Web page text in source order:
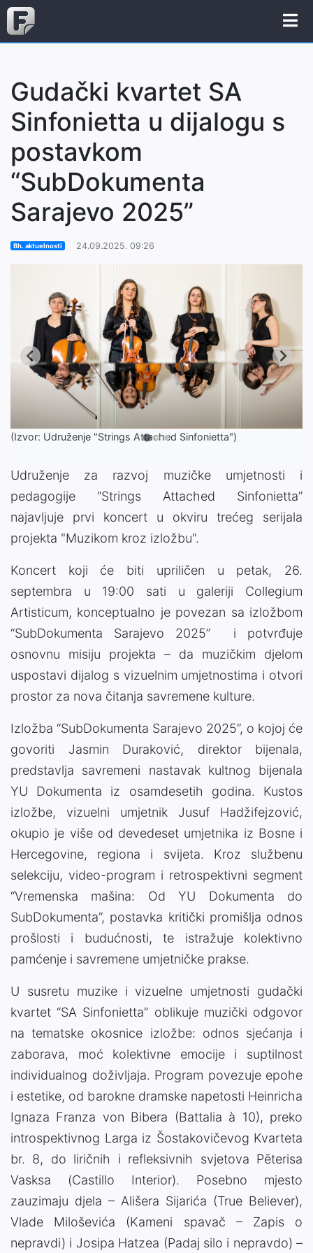
Gudački kvartet SA
Sinfonietta u dijalogu s
postavkom
“SubDokumenta
Sarajevo 2025”
Bh. aktuelnosti 24.09.2025. 09:26
(Izvor: Udruženje "Strings Attached Sinfonietta")
Udruženje za razvoj muzičke umjetnosti i
pedagogije “Strings Attached Sinfonietta”
najavljuje prvi koncert u okviru trećeg serijala
projekta "Muzikom kroz izložbu".
Koncert koji će biti upriličen u petak, 26.
septembra u 19:00 sati u galeriji Collegium
Artisticum, konceptualno je povezan sa izložbom
“SubDokumenta Sarajevo 2025” i potvrđuje
osnovnu misiju projekta – da muzičkim djelom
uspostavi dijalog s vizuelnim umjetnostima i otvori
prostor za nova čitanja savremene kulture.
Izložba “SubDokumenta Sarajevo 2025”, o kojoj će
govoriti Jasmin Duraković, direktor bijenala,
predstavlja savremeni nastavak kultnog bijenala
YU Dokumenta iz osamdesetih godina. Kustos
izložbe, vizuelni umjetnik Jusuf Hadžifejzović,
okupio je više od devedeset umjetnika iz Bosne i
Hercegovine, regiona i svijeta. Kroz službenu
selekciju, video-program i retrospektivni segment
“Vremenska mašina: Od YU Dokumenta do
SubDokumenta”, postavka kritički promišlja odnos
prošlosti i budućnosti, te istražuje kolektivno
pamćenje i savremene umjetničke prakse.
U susretu muzike i vizuelne umjetnosti gudački
kvartet “SA Sinfonietta” oblikuje muzički odgovor
na tematske okosnice izložbe: odnos sjećanja i
zaborava, moć kolektivne emocije i suptilnost
individualnog doživljaja. Program povezuje epohe
i estetike, od barokne dramske napetosti Heinricha
Ignaza Franza von Bibera (Battalia à 10), preko
introspektivnog Larga iz Šostakovičevog Kvarteta
br. 8, do liričnih i refleksivnih svjetova Pēterisa
Vasksа (Castillo Interior). Posebno mjesto
zauzimaju djela – Ališera Sijarića (True Believer),
Vlade Miloševića (Kameni spavač – Zapis o
nepravdi) i Josipa Hatzea (Padaj silo i nepravdo) –